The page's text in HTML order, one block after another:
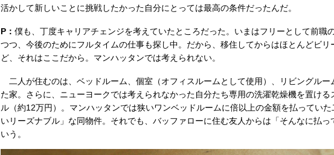
活かして新しいことに挑戦したかった自分にとっては最高の条件だったんだ。
P： 僕も、丁度キャリアチェンジを考えていたところだった。いまはフリーとして前職
つつ、今後のためにフルタイムの仕事も探し中。だから、移住してからはほとんどビ
ど、それはここだから。マンハッタンでは考えられない。
二人が住むのは、ベッドルーム、個室（オフィスルームとして使用）、リビングルー
た家。さらに、ニューヨークでは考えられなかった自分たち専用の洗濯乾燥機を置け
ル（約12万円）。マンハッタンでは狭いワンベッドルームに倍以上の金額を払ってい
いリーズナブル」な同物件。それでも、バッファローに住む友人からは「そんなに払っ
いう。